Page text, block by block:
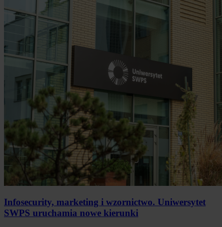
Infosecurity, marketing i wzornictwo. Uniwersytet
SWPS uruchamia nowe kierunki